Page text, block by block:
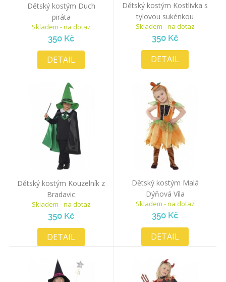
Dětský kostým Duch
piráta
Skladem - na dotaz
350 Kč
DETAIL
Dětský kostým Kostlivka s
tylovou sukénkou
Skladem - na dotaz
350 Kč
DETAIL
Dětský kostým Kouzelník z
Bradavic
Skladem - na dotaz
350 Kč
DETAIL
Dětský kostým Malá
Dýňová Víla
Skladem - na dotaz
350 Kč
DETAIL